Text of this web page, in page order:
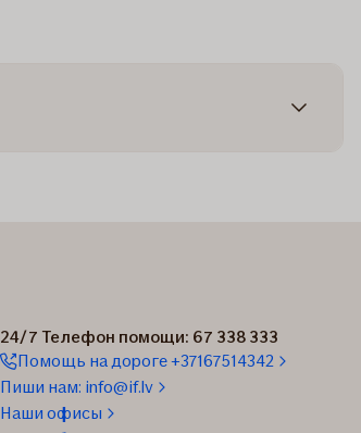
24/7 Телефон помощи: 67 338 333
Помощь на дороге +37167514342
Пиши нам: info@if.lv
Наши офисы